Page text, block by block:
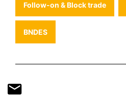
Follow-on & Block trade
BNDES